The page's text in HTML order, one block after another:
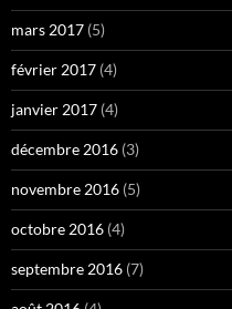
mars 2017 (5)
février 2017 (4)
janvier 2017 (4)
décembre 2016 (3)
novembre 2016 (5)
octobre 2016 (4)
septembre 2016 (7)